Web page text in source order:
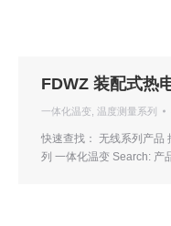
FDWZ 装配式热
一体化温变 温度测量系列
快速查找： 无线系列产品
列 一体化温变 Search: 产